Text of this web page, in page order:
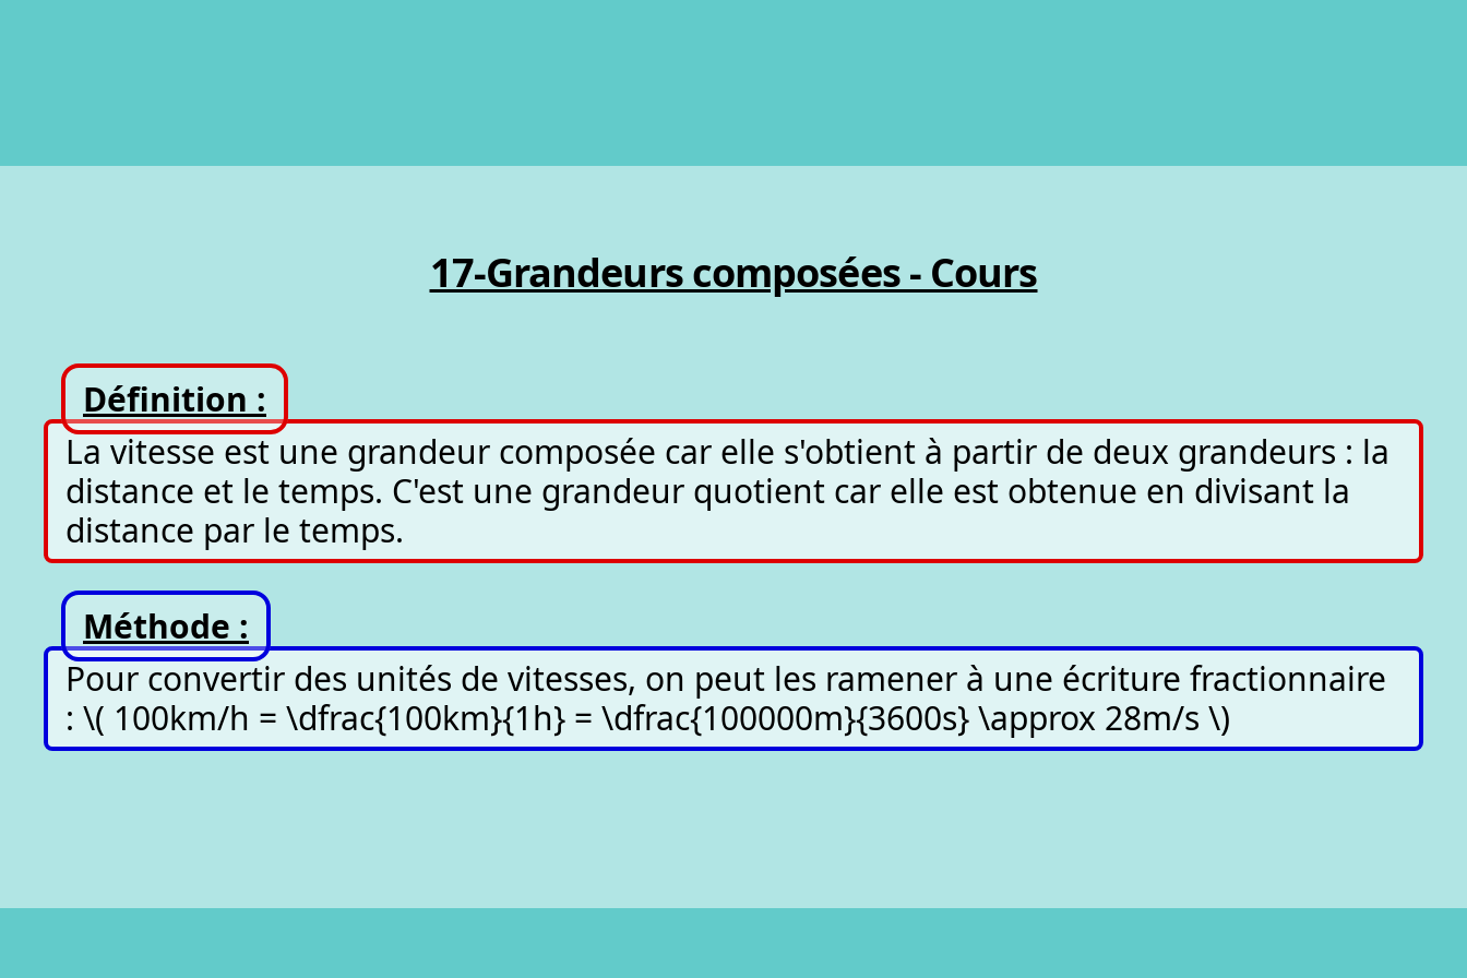
17-Grandeurs composées - Cours
Définition :
La vitesse est une grandeur composée car elle s'obtient à partir de deux grandeurs : la
distance et le temps. C'est une grandeur quotient car elle est obtenue en divisant la
distance par le temps.
Méthode :
Pour convertir des unités de vitesses, on peut les ramener à une écriture fractionnaire
: \( 100km/h = \dfrac{100km}{1h} = \dfrac{100000m}{3600s} \approx 28m/s \)